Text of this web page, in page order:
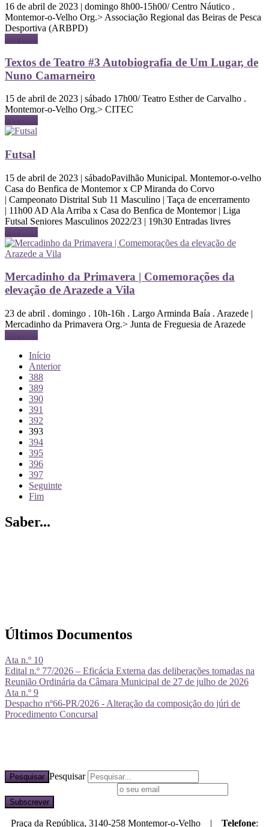
16 de abril de 2023 | domingo 8h00-15h00/ Centro Náutico .
Montemor-o-Velho Org.> Associação Regional das Beiras de Pesca
Desportiva (ARBPD)
Ler mais
Textos de Teatro #3 Autobiografia de Um Lugar, de
Nuno Camarneiro
15 de abril de 2023 | sábado 17h00/ Teatro Esther de Carvalho .
Montemor-o-Velho Org.> CITEC
Ler mais
Futsal
15 de abril de 2023 | sábadoPavilhão Municipal. Montemor-o-velho
Casa do Benfica de Montemor x CP Miranda do Corvo
| Campeonato Distrital Sub 11 Masculino | Taça de encerramento
| 11h00 AD Ala Arriba x Casa do Benfica de Montemor | Liga
Futsal Seniores Masculinos 2022/23 | 19h30 Entradas livres
Ler mais
Mercadinho da Primavera | Comemorações da
elevação de Arazede a Vila
23 de abril . domingo . 10h-16h . Largo Arminda Baía . Arazede |
Mercadinho da Primavera Org.> Junta de Freguesia de Arazede
Ler mais
Início
Anterior
388
389
390
391
392
393
394
395
396
397
Seguinte
Fim
Saber...
Últimos Documentos
Ata n.º 10
Edital n.º 77/2026 – Eficácia Externa das deliberações tomadas na
Reunião Ordinária da Câmara Municipal de 27 de julho de 2026
Ata n.º 9
Despacho nº66-PR/2026 - Alteração da composição do júri de
Procedimento Concursal
Pesquisar Pesquisar
Praça da República, 3140-258 Montemor-o-Velho | Telefone: